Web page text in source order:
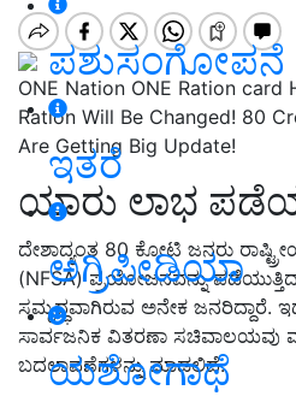
ಪಶುಸಂಗೋಪನೆ
ಇತರೆ
ಅಗ್ರಿಪೀಡಿಯಾ
ಯಶೋಗಾಥೆ
ONE Nation ONE Ration card
Ration Will Be Changed! 80
Are Getting Big Update!
ಯಾರು ಲಾಭ
ದೇಶಾದ್ಯಂತ 80 ಕೋಟಿ ಜನರು
(NFSA) ಪ್ರಯೋಜನವನ್ನು
ಸಮೃದ್ಧವಾಗಿರುವ ಅನೇಕ ಜನರಿದ್ದಾರೆ.
ಸಾರ್ವಜನಿಕ ವಿತರಣಾ ಸಚಿವಾಲಯವು
ಬದಲಾವಣೆಗಳನ್ನು ಮಾಡಲಿದೆ.